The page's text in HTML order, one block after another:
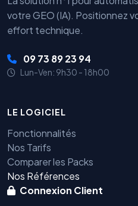
votre GEO (IA). Positionnez
effort technique.
09 73 89 23 94
Lun-Ven: 9h30 - 18h00
LE LOGICIEL
Fonctionnalités
Nos Tarifs
Comparer les Packs
Nos Références
Connexion Client